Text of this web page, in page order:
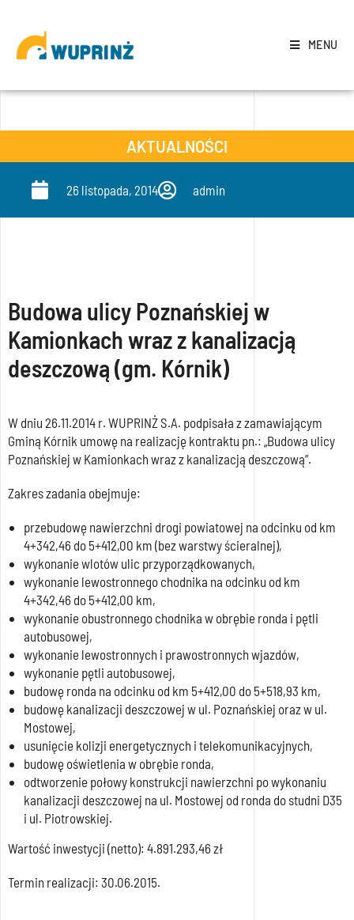
MENU
AKTUALNOŚCI
26 listopada, 2014 admin
Budowa ulicy Poznańskiej w
Kamionkach wraz z kanalizacją
deszczową (gm. Kórnik)
W dniu 26.11.2014 r. WUPRINŻ S.A. podpisała z zamawiającym
Gminą Kórnik umowę na realizację kontraktu pn.: „Budowa ulicy
Poznańskiej w Kamionkach wraz z kanalizacją deszczową”.
Zakres zadania obejmuje:
przebudowę nawierzchni drogi powiatowej na odcinku od km
4+342,46 do 5+412,00 km (bez warstwy ścieralnej),
wykonanie wlotów ulic przyporządkowanych,
wykonanie lewostronnego chodnika na odcinku od km
4+342,46 do 5+412,00 km,
wykonanie obustronnego chodnika w obrębie ronda i pętli
autobusowej,
wykonanie lewostronnych i prawostronnych wjazdów,
wykonanie pętli autobusowej,
budowę ronda na odcinku od km 5+412,00 do 5+518,93 km,
budowę kanalizacji deszczowej w ul. Poznańskiej oraz w ul.
Mostowej,
usunięcie kolizji energetycznych i telekomunikacyjnych,
budowę oświetlenia w obrębie ronda,
odtworzenie połowy konstrukcji nawierzchni po wykonaniu
kanalizacji deszczowej na ul. Mostowej od ronda do studni D35
i ul. Piotrowskiej.
Wartość inwestycji (netto): 4.891.293,46 zł
Termin realizacji: 30.06.2015.